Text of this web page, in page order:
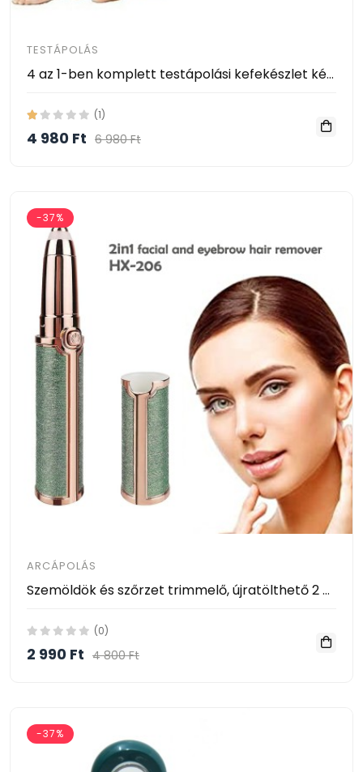
TESTÁPOLÁS
4 az 1-ben komplett testápolási kefekészlet készülék - BB Copmlete Body Care system
(1)
4 980 Ft 6 980 Ft
-37%
ARCÁPOLÁS
Szemöldök és szőrzet trimmelő, újratölthető 2 az 1-ben
(0)
2 990 Ft 4 800 Ft
-37%